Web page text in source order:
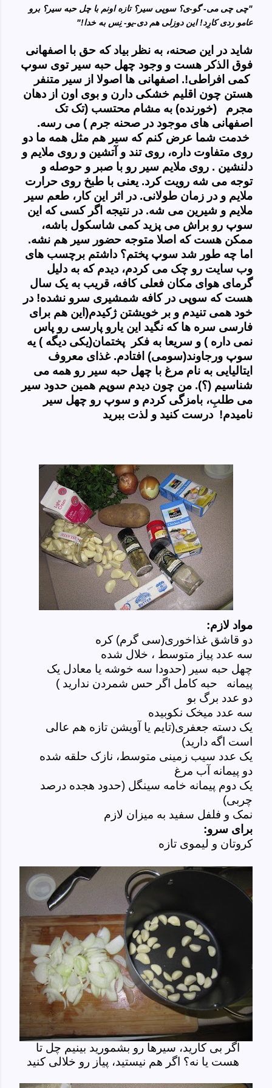
"چی چی می- گو-ی؟ سوپی سیر؟ تازه اونم با چل حبه سیر؟ برو
عامو ردی کارِد! این دوزلی هم دی-یو- نِس به خدا!"
شاید در این صحنه، به نظر بیاد که حق با اصفهانی
فوق الذکر هست و وجود چهل حبه سیر توی سوپ
کمی افراطی!. اصفهانی ها اصولا از سیر متنفر
هستن چون اقلیم خشکی دارن و بوی اون از دهان
مجرم (خورنده) به مشام محتسب (تک تک
اصفهانی های موجود در صحنه جرم ) می رسه.
خدمت شما عرض کنم که سیر هم مثل همه ما دو
روی متفاوت داره، روی تند و آتشین و روی ملایم و
دلنشین . روی ملایم سیر رو با صبر و حوصله و
توجه می شه رویت کرد. یعنی با طبخ روی حرارت
ملایم و در زمان طولانی. در اثر این کار، طعم سیر
ملایم و شیرین می شه. در نتیجه اگر کسی که این
سوپ رو براش می پزید کمی شاسکول باشه،
ممکن هست که اصلا متوجه حضور سیر هم نشه.
اما چه طور شد سوپ پختم؟ داشتم برچسب های
وب سایت رو چک می کردم، دیدم که به دلیل
گرمای هوای مکان فعلی کافه، قریب به یک سال
هست که سوپی در کافه شمشیری سرو نشده! در
خود همی تنیدم و بر خویشتن ژکیدم(این هم برای
فارسی سره ها که نگید این یارو پارسی رو پاس
نمی داره ) و سریعا به فکر پختمان(یکی دیگه ) یه
سوپ ورجاوند(سومی) افتادم. غذای معروف
ایتالیایی به نام مرغ با چهل حبه سیر رو همه می
شناسیم (؟). من چون دیدم سوپم همین حدود سیر
می طلبِ، بامزگی کردم و سوپ رو چهل سیر
نامیدم! درست کنید و لذت ببرید
مواد لازم:
دو قاشق غذاخوری(سی گرم) کره
سه عدد پیاز متوسط ، خلال شده
چهل حبه سیر (حدودا سه خوشه یا معادل یک
پیمانه حبه کامل اگر حس شمردن ندارید )
دو عدد برگ بو
سه عدد میخک نکوبیده
یک دسته جعفری(تایم یا آویشن تازه هم عالی
است اگه دارید)
یک عدد سیب زمینی متوسط، نازک حلقه شده
دو پیمانه آب مرغ
یک دوم پیمانه خامه سینگل (حدود هجده درصد
چربی)
نمک و فلفل سفید به میزان لازم
برای سرو:
کروتان و لیموی تازه